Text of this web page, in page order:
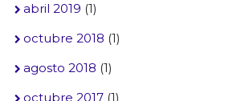
abril 2019 (1)
octubre 2018 (1)
agosto 2018 (1)
octubre 2017(1)